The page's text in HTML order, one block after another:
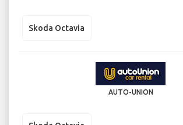
Skoda Octavia
AUTO-UNION